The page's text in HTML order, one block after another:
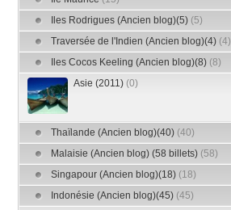
Iles Rodrigues (Ancien blog)(5) (5)
Traversée de l'Indien (Ancien blog)(4) (4)
Iles Cocos Keeling (Ancien blog)(8) (8)
Asie (2011) (0)
Thaïlande (Ancien blog)(40) (40)
Malaisie (Ancien blog) (58 billets) (58)
Singapour (Ancien blog)(18) (18)
Indonésie (Ancien blog)(45) (45)